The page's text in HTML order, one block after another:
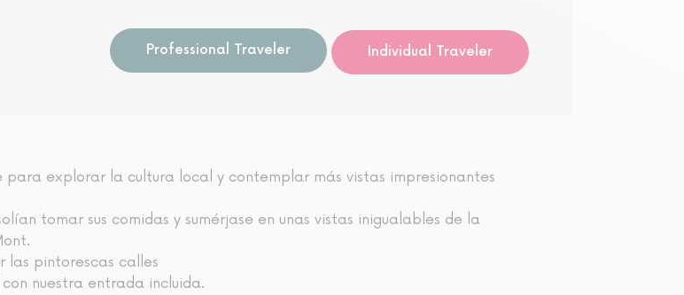
Professional Traveler
Individual Traveler
explorar la cultura local y contemplar más vistas impresionantes
tomar sus comidas y sumérjase en unas vistas inigualables de la
las pintorescas calles
nuestra entrada incluida.